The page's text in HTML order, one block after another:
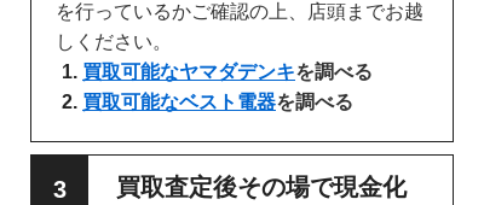
を行っているかご確認の上、店頭までお越
しください。
買取可能なヤマダデンキを調べる
買取可能なベスト電器を調べる
買取査定後その場で現金化